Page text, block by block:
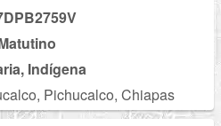
Indígena
Pichucalco, Chiapas